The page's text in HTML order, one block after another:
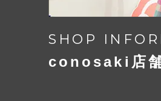
【実用新案 3152973
ランドセル
アフターケアガイド
SHOP
conosaki店